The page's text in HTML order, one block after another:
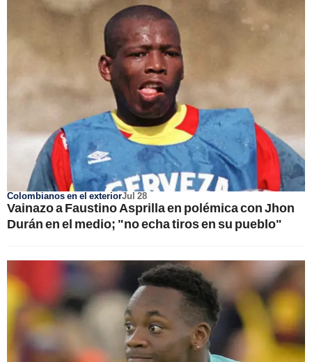
Colombianos en el exteriorJul 28
Vainazo a Faustino Asprilla en polémica con Jhon
Durán en el medio; "no echa tiros en su pueblo"